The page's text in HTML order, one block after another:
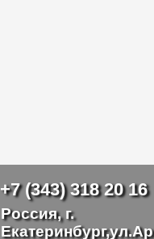
+7 (343) 318 20 16
Россия, г.